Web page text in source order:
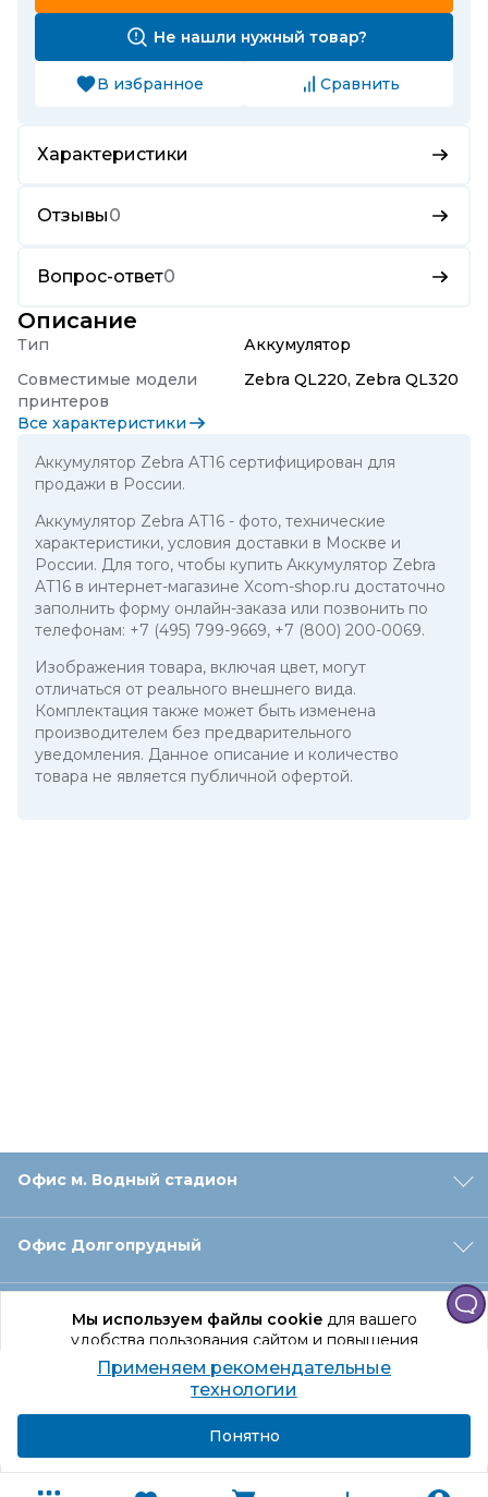
Мы используем файлы cookieдля вашего
удобства пользования сайтом и повышения
качества рекомендаций.
Продолжая использование сайта, вы даете
согласие на обработку персональных данных
Не нашли нужный товар?
В избранное Сравнить
Характеристики
Отзывы0
Вопрос-ответ0
Описание
Тип
Аккумулятор
Совместимые модели
принтеров
Zebra QL220, Zebra QL320
Все характеристики
Аккумулятор Zebra AT16 сертифицирован для
продажи в России.
Аккумулятор Zebra AT16 - фото, технические
характеристики, условия доставки в Москве и
России. Для того, чтобы купить Аккумулятор Zebra
AT16 в интернет-магазине Xcom-shop.ru достаточно
заполнить форму онлайн-заказа или позвонить по
телефонам: +7 (495) 799-9669, +7 (800) 200-0069.
Изображения товара, включая цвет, могут
отличаться от реального внешнего вида.
Комплектация также может быть изменена
производителем без предварительного
уведомления. Данное описание и количество
товара не является публичной офертой.
Офис м. Водный стадион
Офис Долгопрудный
Офис Санкт‑Петербург
Оформление заказа
Применяем рекомендательные
технологии
Понятно